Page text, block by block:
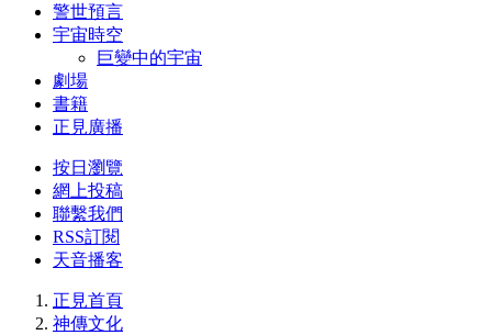
警世預言
宇宙時空
巨變中的宇宙
劇場
書籍
正見廣播
按日瀏覽
網上投稿
聯繫我們
RSS訂閱
天音播客
正見首頁
神傳文化